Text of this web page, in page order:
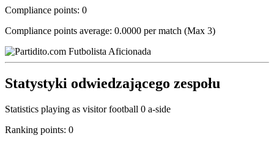
Compliance points: 0
Compliance points average: 0.0000 per match (Max 3)
Statystyki odwiedzającego zespołu
Statistics playing as visitor football 0 a-side
Ranking points: 0